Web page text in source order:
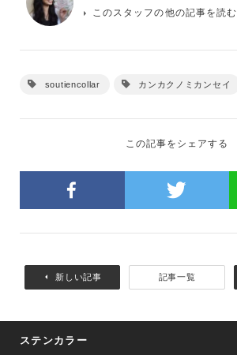
このスタッフの他の記事を読む
soutiencollar カンカクノミカンセイ
この記事をシェアする
新しい記事 記事一覧
ステンカラー